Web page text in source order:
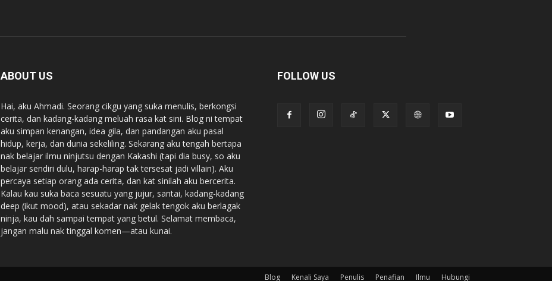
ABOUT US
Hai, aku Ahmadi. Seorang cikgu yang suka menulis, berkongsi
cerita, dan kadang-kadang meluah rasa kat sini. Blog ni tempat
aku simpan kenangan, idea gila, dan pandangan aku pasal
hidup, kerja, dan dunia sekeliling. Sekarang aku tengah bertapa
nak belajar ilmu ninjutsu dengan Kakashi (tapi dia busy, so aku
belajar sendiri dulu, harap-harap tak tersesat jadi villain). Aku
percaya setiap orang ada cerita, dan kat sinilah aku bercerita.
Kalau kau suka baca sesuatu yang jujur, santai, kadang-kadang
deep (ikut mood), atau sekadar nak gelak tengok aku berlagak
ninja, kau dah sampai tempat yang betul. Selamat membaca,
jangan malu nak tinggal komen—atau kunai.
FOLLOW US
Blog Kenali Saya Penulis Penafian Ilmu Hubungi